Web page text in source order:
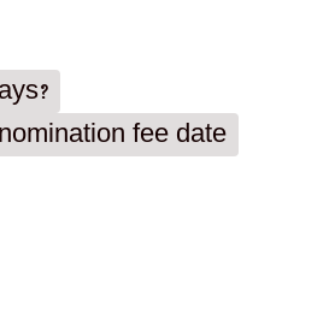
fee date